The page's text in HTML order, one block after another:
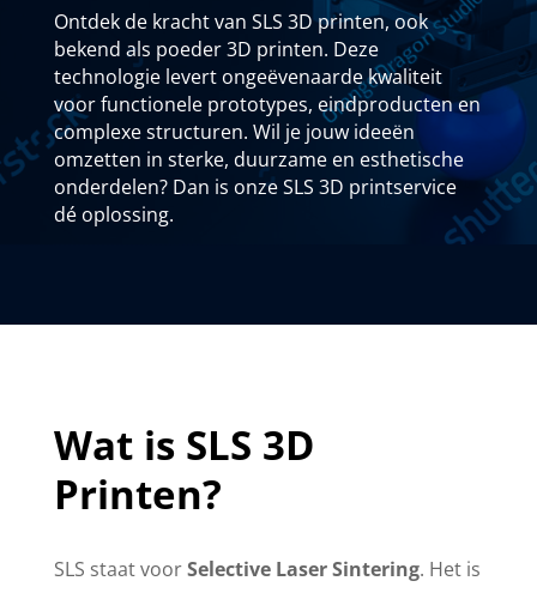
Ontdek de kracht van SLS 3D printen, ook
bekend als poeder 3D printen. Deze
technologie levert ongeëvenaarde kwaliteit
voor functionele prototypes, eindproducten en
complexe structuren. Wil je jouw ideeën
omzetten in sterke, duurzame en esthetische
onderdelen? Dan is onze SLS 3D printservice
dé oplossing.
Wat is SLS 3D
Printen?
SLS staat voorSelective Laser Sintering. Het is